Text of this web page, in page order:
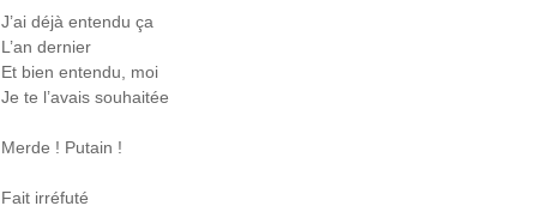
J’ai déjà entendu ça
L’an dernier
Et bien entendu, moi
Je te l’avais souhaitée
Merde ! Putain !
Fait irréfuté